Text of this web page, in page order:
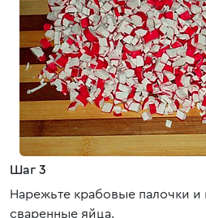
Шаг 3
Нарежьте крабовые палочки и
сваренные яйца.